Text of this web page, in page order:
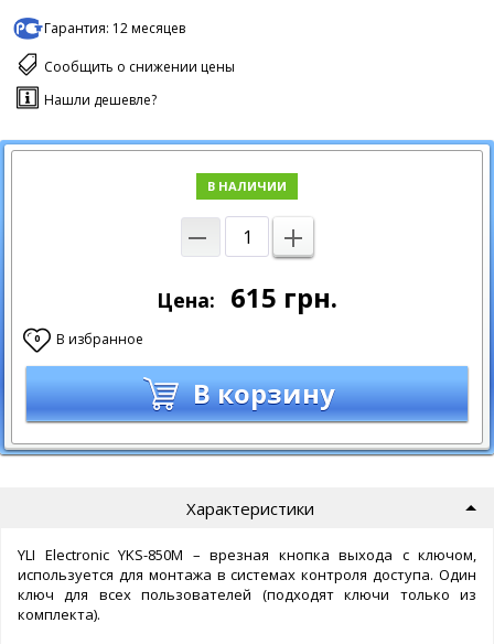
Гарантия: 12 месяцев
Сообщить о снижении цены
Нашли дешевле?
В НАЛИЧИИ
Цена: 615 грн.
0 В избранное
В корзину
Характеристики
YLI Electronic YKS-850M – врезная кнопка выхода с ключом,
используется для монтажа в системах контроля доступа. Один
ключ для всех пользователей (подходят ключи только из
комплекта).